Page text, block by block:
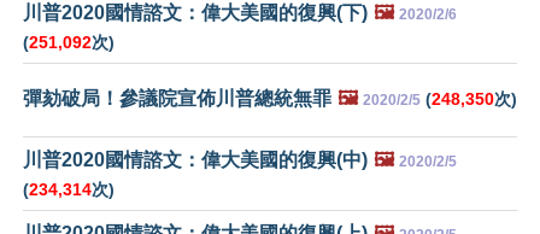
川普2020國情諮文：偉大美國的復興(下) 🖼️ 2020/2/6
(251,092次)
彈劾破局！參議院宣佈川普總統無罪 🖼️ 2020/2/5 (248,350次)
川普2020國情諮文：偉大美國的復興(中) 🖼️ 2020/2/5
(234,314次)